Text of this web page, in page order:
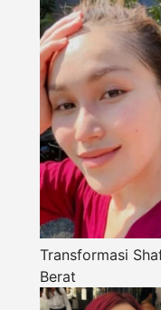
Transformasi
Berat